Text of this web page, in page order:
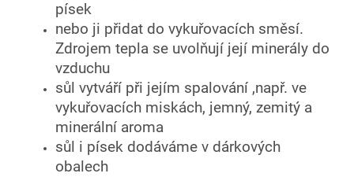
písek
nebo ji přidat do vykuřovacích směsí.
Zdrojem tepla se uvolňují její minerály do
vzduchu
sůl vytváří při jejím spalování ,např. ve
vykuřovacích miskách, jemný, zemitý a
minerální aroma
sůl i písek dodáváme v dárkových
obalech